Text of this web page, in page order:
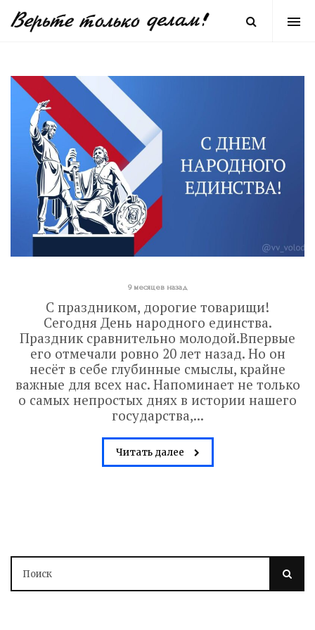
9 месяцев назад
С праздником, дорогие товарищи!
Сегодня День народного единства.
Праздник сравнительно молодой.Впервые
его отмечали ровно 20 лет назад. Но он
несёт в себе глубинные смыслы, крайне
важные для всех нас. Напоминает не только
о самых непростых днях в истории нашего
государства,...
Читать далее